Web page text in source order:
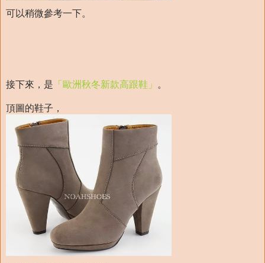
可以稍微參考一下。
接下來，是 「歐洲秋冬新款高跟鞋」 。
頂圖的鞋子，